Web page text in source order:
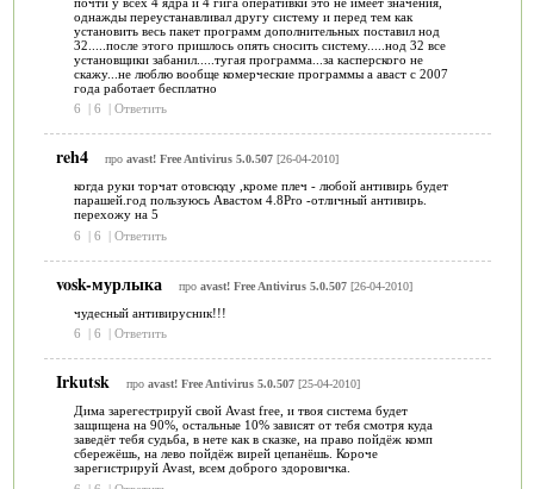
однажды переустанавливал другу систему и перед тем как
установить весь пакет программ дополнительных поставил нод
32.....после этого пришлось опять сносить систему.....нод 32 все
установщики забанил.....тугая программа...за касперского не
скажу...не люблю вообще комерческие программы а аваст с 2007
года работает бесплатно
6
| 6 | Ответить
reh4 про avast! Free Antivirus 5.0.507[26-04-2010]
когда руки торчат отовсюду ,кроме плеч - любой антивирь будет
парашей.год пользуюсь Авастом 4.8Pro -отличный антивирь.
перехожу на 5
6
| 6 | Ответить
vosk-мурлыка про avast! Free Antivirus 5.0.507[26-04-2010]
чудесный антивирусник!!!
6
| 6 | Ответить
Irkutsk про avast! Free Antivirus 5.0.507[25-04-2010]
Дима зарегестрируй свой Avast free, и твоя система будет
защищена на 90%, остальные 10% зависят от тебя смотря куда
заведёт тебя судьба, в нете как в сказке, на право пойдёж комп
сбережёшь, на лево пойдёж вирей цепанёшь. Короче
зарегистрируй Avast, всем доброго здоровичка.